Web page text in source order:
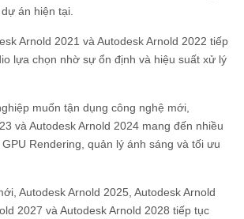
án hiện tại.
Arnold 2021 và Autodesk Arnold 2022 tiếp
lựa chọn nhờ sự ổn định và hiệu suất xử lý
muốn tận dụng công nghệ mới,
và Autodesk Arnold 2024 mang đến nhiều
Rendering, quản lý ánh sáng và tối ưu
Autodesk Arnold 2025, Autodesk Arnold
2027 và Autodesk Arnold 2028 tiếp tục